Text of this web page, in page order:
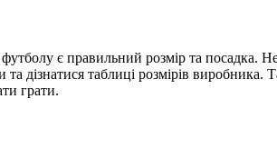
є правильний розмір та посадка.
дізнатися таблиці розмірів
грати.